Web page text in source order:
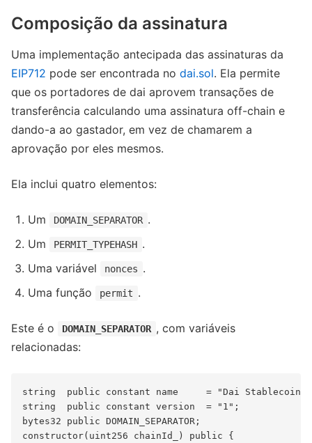
Composição da assinatura
Uma implementação antecipada das assinaturas da
EIP712 pode ser encontrada no dai.sol. Ela permite
que os portadores de dai aprovem transações de
transferência calculando uma assinatura off-chain e
dando-a ao gastador, em vez de chamarem a
aprovação por eles mesmos.
Ela inclui quatro elementos:
Um DOMAIN_SEPARATOR .
Um
PERMIT_TYPEHASH .
Uma variável
nonces .
Uma função
permit .
Este é o DOMAIN_SEPARATOR , com variáveis
relacionadas:
string  public constant name     = "Dai Stablecoin";
string  public constant version  = "1";
bytes32 public DOMAIN_SEPARATOR;
constructor(uint256 chainId_) public {